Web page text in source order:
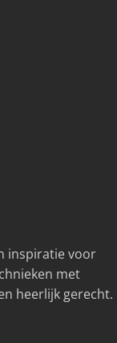
inspiratie voor
met
heerlijk gerecht.